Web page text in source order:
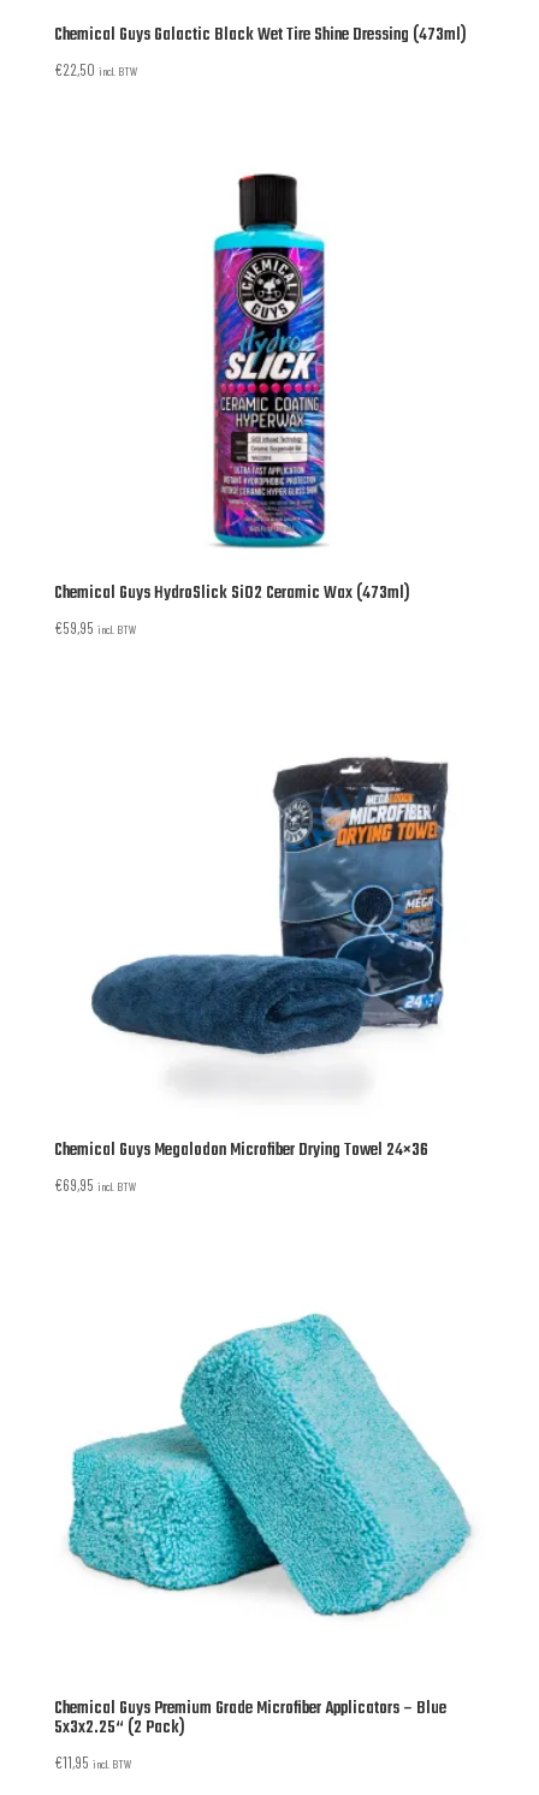
Chemical Guys Galactic Black Wet Tire Shine Dressing (473ml)
€22,50 incl. BTW
Chemical Guys HydroSlick SiO2 Ceramic Wax (473ml)
€59,95 incl. BTW
Chemical Guys Megalodon Microfiber Drying Towel 24×36
€69,95 incl. BTW
Chemical Guys Premium Grade Microfiber Applicators – Blue
5x3x2.25“ (2 Pack)
€11,95 incl. BTW